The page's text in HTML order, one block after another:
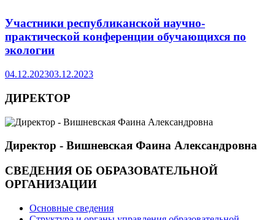
Участники республиканской научно-
практической конференции обучающихся по
экологии
04.12.202303.12.2023
ДИРЕКТОР
Директор - Вишневская Фаина Александровна
СВЕДЕНИЯ ОБ ОБРАЗОВАТЕЛЬНОЙ
ОРГАНИЗАЦИИ
Основные сведения